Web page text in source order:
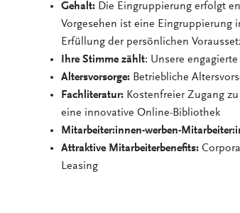
Gehalt: Die Eingruppierung erfolgt
Vorgesehen ist eine Eingruppierung
Erfüllung der persönlichen
Ihre Stimme zählt: Unsere
Altersvorsorge: Betriebliche
Fachliteratur: Kostenfreier Zugang
eine innovative Online-Bibliothek
Mitarbeiter:innen-werben-
Attraktive Mitarbeiterbenefits:
Leasing